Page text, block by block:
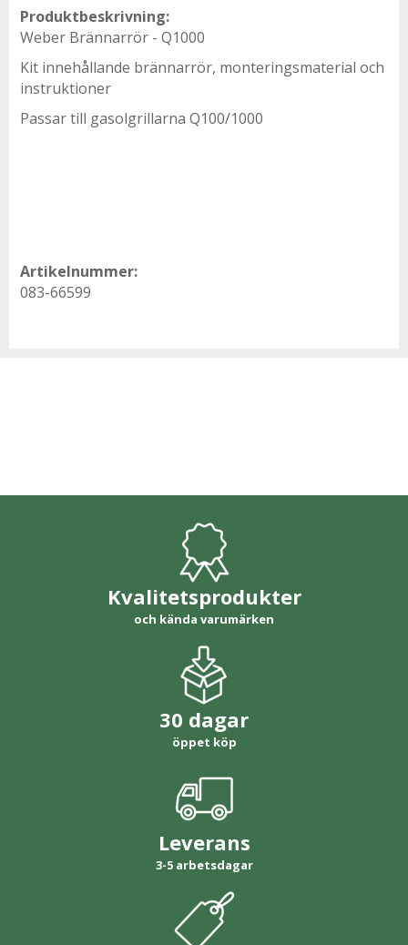
Produktbeskrivning:
Weber Brännarrör - Q1000
Kit innehållande brännarrör, monteringsmaterial och
instruktioner
Passar till gasolgrillarna Q100/1000
Artikelnummer:
083-66599
Kvalitetsprodukter
och kända varumärken
30 dagar
öppet köp
Leverans
3-5 arbetsdagar